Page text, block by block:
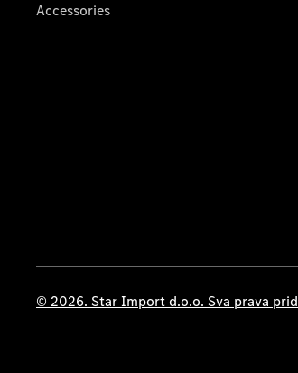
Accessories
© 2026. Star Import d.o.o. Sva prava